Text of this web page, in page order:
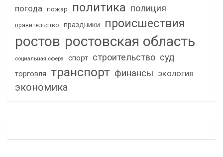
погода пожар политика полиция
правительство праздники происшествия
ростов ростовская область
социальная сфера спорт строительство суд
торговля транспорт финансы экология
экономика